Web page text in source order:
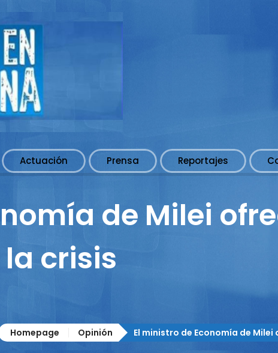
Actuación Prensa Reportajes
de Milei
crisis
Homepage Opinión El ministro de Economía de